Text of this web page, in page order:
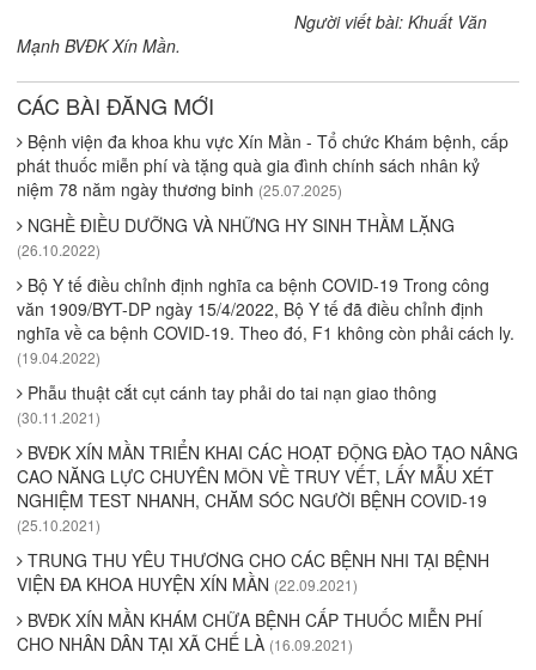
Người viết bài: Khuất Văn
Mạnh BVĐK Xín Mần.
CÁC BÀI ĐĂNG MỚI
Bệnh viện đa khoa khu vực Xín Mần - Tổ chức Khám bệnh, cấp
phát thuốc miễn phí và tặng quà gia đình chính sách nhân kỷ
niệm 78 năm ngày thương binh (25.07.2025)
NGHỀ ĐIỀU DƯỠNG VÀ NHỮNG HY SINH THẦM LẶNG
(26.10.2022)
Bộ Y tế điều chỉnh định nghĩa ca bệnh COVID-19 Trong công
văn 1909/BYT-DP ngày 15/4/2022, Bộ Y tế đã điều chỉnh định
nghĩa về ca bệnh COVID-19. Theo đó, F1 không còn phải cách ly.
(19.04.2022)
Phẫu thuật cắt cụt cánh tay phải do tai nạn giao thông
(30.11.2021)
BVĐK XÍN MẦN TRIỂN KHAI CÁC HOẠT ĐỘNG ĐÀO TẠO NÂNG
CAO NĂNG LỰC CHUYÊN MÔN VỀ TRUY VẾT, LẤY MẪU XÉT
NGHIỆM TEST NHANH, CHĂM SÓC NGƯỜI BỆNH COVID-19
(25.10.2021)
TRUNG THU YÊU THƯƠNG CHO CÁC BỆNH NHI TẠI BỆNH
VIỆN ĐA KHOA HUYỆN XÍN MẦN (22.09.2021)
BVĐK XÍN MẦN KHÁM CHỮA BỆNH CẤP THUỐC MIỄN PHÍ
CHO NHÂN DÂN TẠI XÃ CHẾ LÀ (16.09.2021)